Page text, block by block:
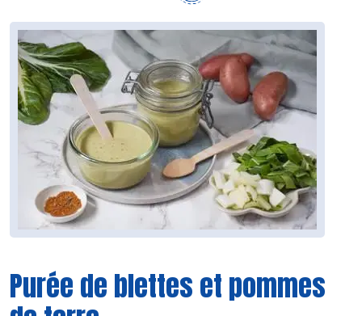
Purée de blettes et pommes